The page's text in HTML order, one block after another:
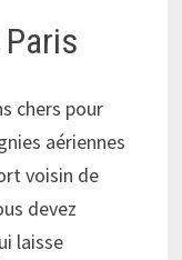
chers pour
aériennes
voisin de
devez
laisse